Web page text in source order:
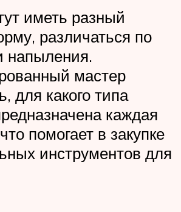
иметь разный
различаться по
напыления.
мастер
для какого типа
каждая
помогает в закупке
инструментов для